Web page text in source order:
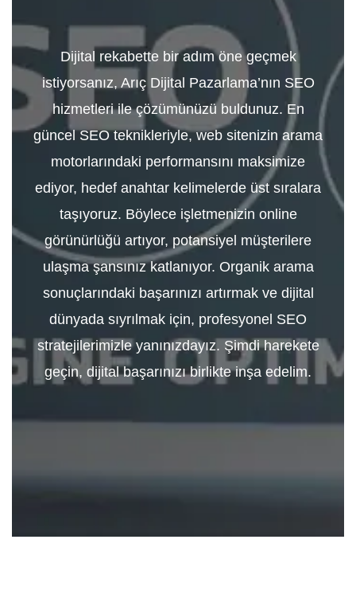
Dijital rekabette bir adım öne geçmek
istiyorsanız, Arıç Dijital Pazarlama’nın SEO
hizmetleri ile çözümünüzü buldunuz. En
güncel SEO teknikleriyle, web sitenizin arama
motorlarındaki performansını maksimize
ediyor, hedef anahtar kelimelerde üst sıralara
taşıyoruz. Böylece işletmenizin online
görünürlüğü artıyor, potansiyel müşterilere
ulaşma şansınız katlanıyor. Organik arama
sonuçlarındaki başarınızı artırmak ve dijital
dünyada sıyrılmak için, profesyonel SEO
stratejilerimizle yanınızdayız. Şimdi harekete
geçin, dijital başarınızı birlikte inşa edelim.